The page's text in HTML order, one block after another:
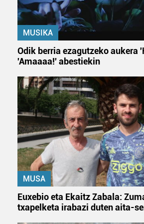
MUSIKA
Odik berria ezagutzeko aukera
'Amaaaa!' abestiekin
MUSA
Euxebio eta Ekaitz Zabala:
txapelketa irabazi duten aita-